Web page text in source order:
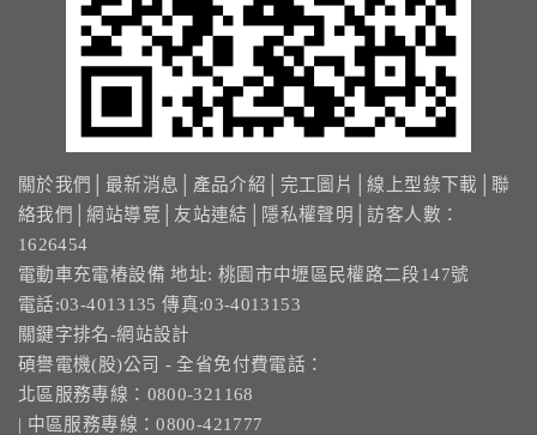
關於我們 最新消息 產品介紹 完工圖片 │線上型錄下載
聯
絡我們
│網站導覽 友站連結 隱私權聲明
│訪客人數：
1626454
電動車充電樁設備 地址: 桃園市中壢區民權路二段147號
電話:03-4013135 傳真:03-4013153
關鍵字排名-網站設計
碩譽電機(股)公司 - 全省免付費電話：
北區服務專線：0800-321168
| 中區服務專線：0800-421777